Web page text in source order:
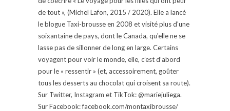
de tout », (Michel Lafon, 2015 / 2020). Elle a lancé
le blogue Taxi-brousse en 2008 et visité plus d'une
soixantaine de pays, dont le Canada, qu'elle ne se
lasse pas de sillonner de long en large. Certains
voyagent pour voir le monde, elle, c’est d’abord
pour le « ressentir » (et, accessoirement, goûter
tous les desserts au chocolat qui croisent sa route).
Sur Twitter, Instagram et TikTok: @mariejuliega.
Sur Facebook: facebook.com/montaxibrousse/